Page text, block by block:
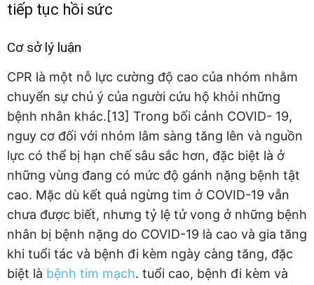
tiếp tục hồi sức
Cơ sở lý luận
CPR là một nỗ lực cường độ cao của nhóm nhằm
chuyển sự chú ý của người cứu hộ khỏi những
bệnh nhân khác.[13] Trong bối cảnh COVID- 19,
nguy cơ đối với nhóm lâm sàng tăng lên và nguồn
lực có thể bị hạn chế sâu sắc hơn, đặc biệt là ở
những vùng đang có mức độ gánh nặng bệnh tật
cao. Mặc dù kết quả ngừng tim ở COVID-19 vẫn
chưa được biết, nhưng tỷ lệ tử vong ở những bệnh
nhân bị bệnh nặng do COVID-19 là cao và gia tăng
khi tuổi tác và bệnh đi kèm ngày càng tăng, đặc
biệt là bệnh tim mạch. tuổi cao, bệnh đi kèm và